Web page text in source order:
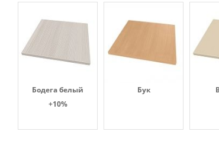
Бодега белый
+10%
Бук